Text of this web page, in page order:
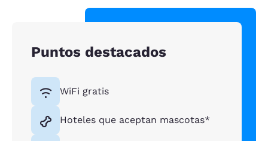
Puntos destacados
WiFi gratis
Hoteles que aceptan mascotas*